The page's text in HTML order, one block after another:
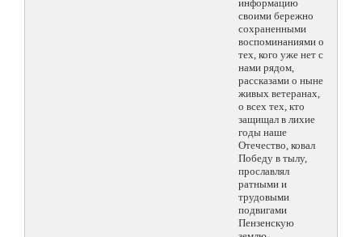
информацию
своими бережно
сохраненными
воспоминаниями о
тех, кого уже нет с
нами рядом,
рассказами о ныне
живых ветеранах,
о всех тех, кто
защищал в лихие
годы наше
Отечество, ковал
Победу в тылу,
прославлял
ратными и
трудовыми
подвигами
Пензенскую